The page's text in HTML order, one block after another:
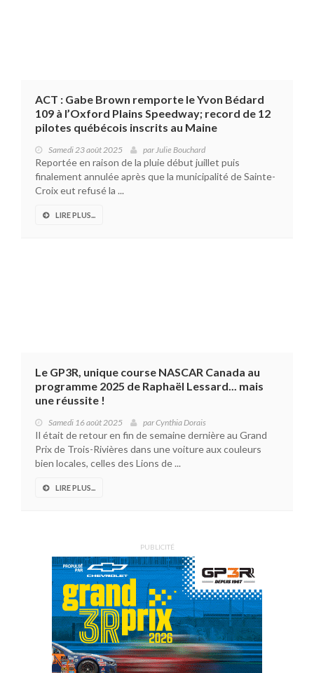
ACT : Gabe Brown remporte le Yvon Bédard
109 à l’Oxford Plains Speedway; record de 12
pilotes québécois inscrits au Maine
Samedi 23 août 2025 parJulie Bouchard
Reportée en raison de la pluie début juillet puis
finalement annulée après que la municipalité de Sainte-
Croix eut refusé la ...
LIRE PLUS...
Le GP3R, unique course NASCAR Canada au
programme 2025 de Raphaël Lessard... mais
une réussite !
Samedi 16 août 2025 parCynthia Dorais
Il était de retour en fin de semaine dernière au Grand
Prix de Trois-Rivières dans une voiture aux couleurs
bien locales, celles des Lions de ...
LIRE PLUS...
PUBLICITÉ